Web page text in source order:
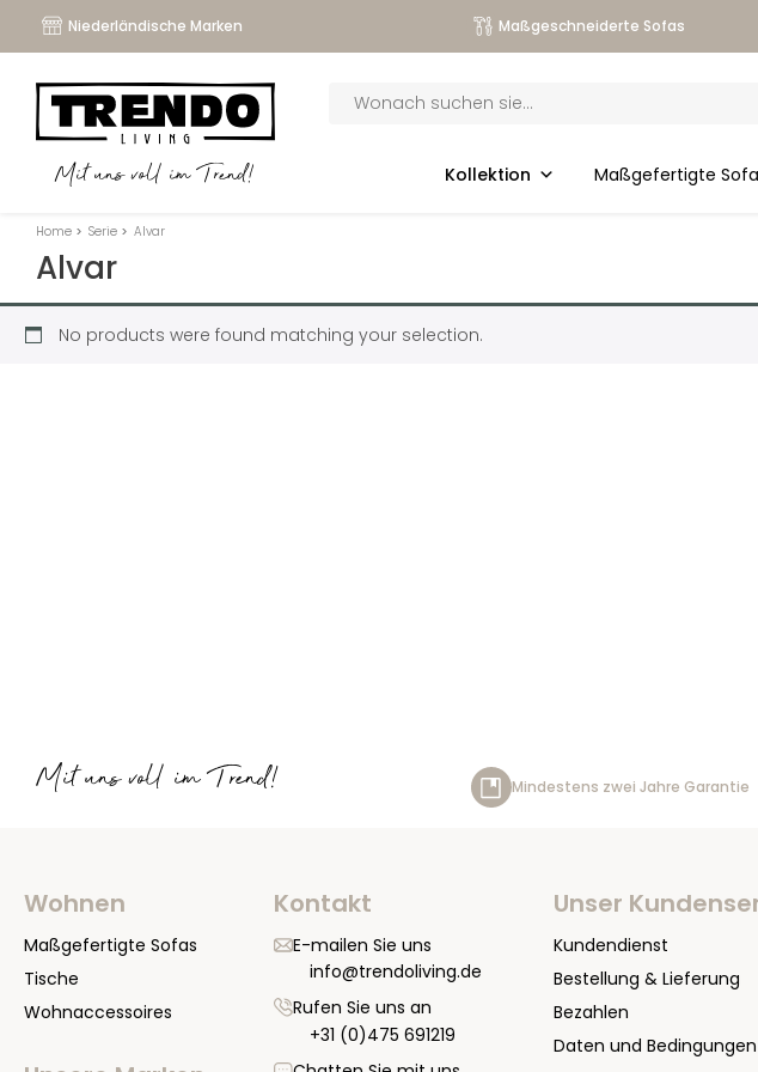
Niederländische Marken Maßgeschneiderte Sofas
Mit uns voll im Trend!
search
Kollektion Maßgefertigte
Home > Serie > Alvar
Alvar
No products were found matching your selection.
Mit uns voll im Trend! Mindestens zwei Jahre Garantie
Wohnen
Maßgefertigte Sofas
Tische
Wohnaccessoires
Kontakt
E-mailen Sie uns
info@trendoliving.de
Rufen Sie uns an
+31 (0)475 691219
Unser
Kundendienst
Bestellung & Lieferung
Bezahlen
Daten und Bedingungen